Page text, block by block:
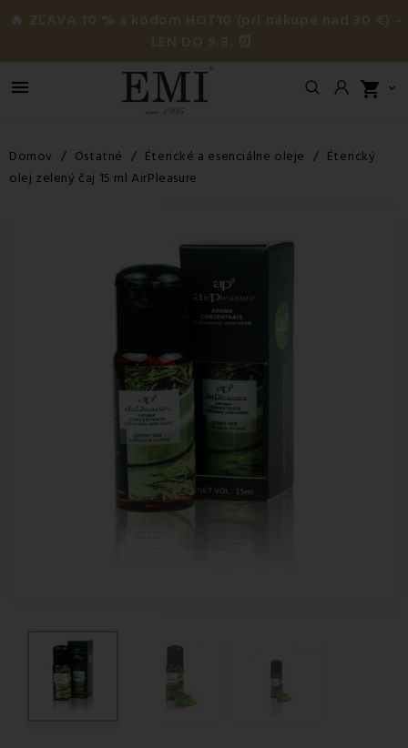
🔥 ZĽAVA 10 % s kódom HOT10 (pri nákupe nad 30 €) –
LEN DO 9.8. ⏰
 shopping_cart 
Domov Ostatné Éterické a esenciálne oleje
Éterický
olej zelený čaj 15 ml AirPleasure